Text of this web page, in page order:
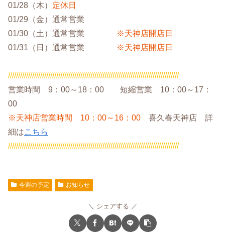
01/28（木） 定休日
01/29（金）通常営業
01/30（土）通常営業
※天神店開店日
01/31（日）通常営業
※天神店開店日
/////////////////////////////////////////////////////////////////////////////////////
営業時間 9：00～18：00 短縮営業 10：00～17：
00
※天神店営業時間 10：00～16：00 喜久春天神店 詳
細はこちら
/////////////////////////////////////////////////////////////////////////////////////
今週の予定 お知らせ
シェアする